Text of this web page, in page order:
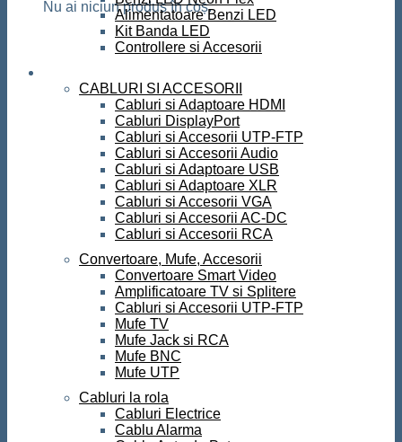
Nu ai niciun produs în coș.
Alimentatoare Benzi LED
Kit Banda LED
Controllere si Accesorii
CABLURI SI ACCESORII
Cabluri si Adaptoare HDMI
Cabluri DisplayPort
Cabluri si Accesorii UTP-FTP
Cabluri si Accesorii Audio
Cabluri si Adaptoare USB
Cabluri si Adaptoare XLR
Cabluri si Accesorii VGA
Cabluri si Accesorii AC-DC
Cabluri si Accesorii RCA
Convertoare, Mufe, Accesorii
Convertoare Smart Video
Amplificatoare TV si Splitere
Cabluri si Accesorii UTP-FTP
Mufe TV
Mufe Jack si RCA
Mufe BNC
Mufe UTP
Cabluri la rola
Cabluri Electrice
Cablu Alarma